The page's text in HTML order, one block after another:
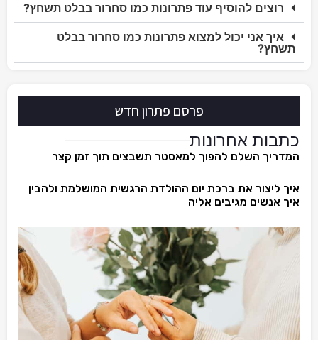
רוצים להוסיף עוד פתרונות כמו סחרור בבלט תשחץ?
איך אני יכול למצוא פתרונות כמו סחרור בבלט
תשחץ?
פרסם פתרון חדש
כתבות אחרונות
המדריך השלם להפוך למאסטר תשבצים תוך זמן קצר
איך ליצור את ברכת יום ההולדת הרגשית המושלמת ולהבין
איך אנשים מגיבים אליה